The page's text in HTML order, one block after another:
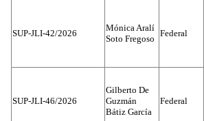
SUP-JLI-42/2026
Mónica Aralí
Soto Fregoso
Federal
SUP-JLI-46/2026
Gilberto De
Guzmán
Bátiz García
Federal